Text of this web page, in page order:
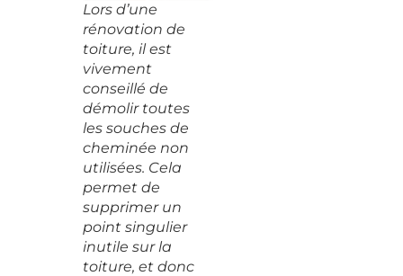
Lors d’une
rénovation de
toiture, il est
vivement
conseillé de
démolir toutes
les souches de
cheminée non
utilisées. Cela
permet de
supprimer un
point singulier
inutile sur la
toiture, et donc